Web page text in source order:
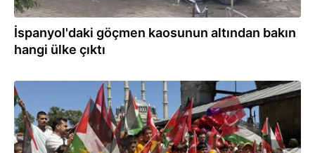
İspanyol'daki göçmen kaosunun altından bakın
hangi ülke çıktı